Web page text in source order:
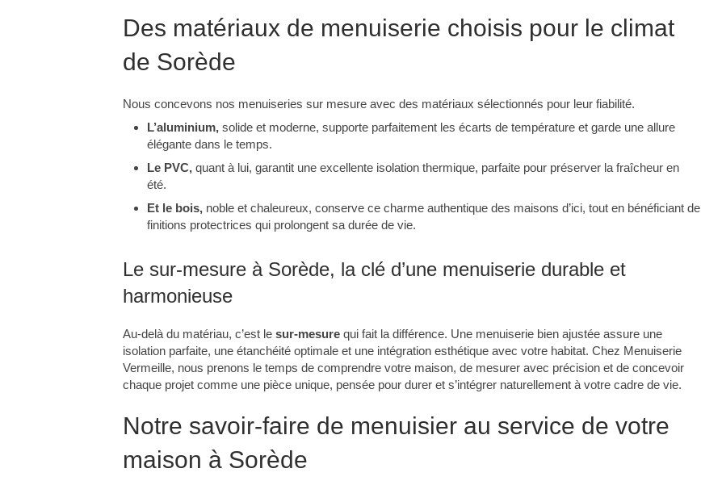
Des matériaux de menuiserie choisis pour le climat
de Sorède
Nous concevons nos menuiseries sur mesure avec des matériaux sélectionnés pour leur fiabilité.
L’aluminium, solide et moderne, supporte parfaitement les écarts de température et garde une allure
élégante dans le temps.
Le PVC, quant à lui, garantit une excellente isolation thermique, parfaite pour préserver la fraîcheur en
été.
Et le bois, noble et chaleureux, conserve ce charme authentique des maisons d’ici, tout en bénéficiant de
finitions protectrices qui prolongent sa durée de vie.
Le sur-mesure à Sorède, la clé d’une menuiserie durable et
harmonieuse
Au-delà du matériau, c’est le sur-mesure qui fait la différence. Une menuiserie bien ajustée assure une
isolation parfaite, une étanchéité optimale et une intégration esthétique avec votre habitat. Chez Menuiserie
Vermeille, nous prenons le temps de comprendre votre maison, de mesurer avec précision et de concevoir
chaque projet comme une pièce unique, pensée pour durer et s’intégrer naturellement à votre cadre de vie.
Notre savoir-faire de menuisier au service de votre
maison à Sorède